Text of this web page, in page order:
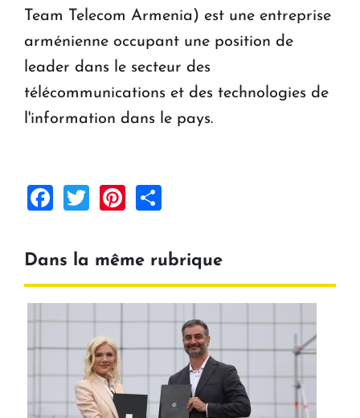
Team Telecom Armenia) est une entreprise
arménienne occupant une position de
leader dans le secteur des
télécommunications et des technologies de
l'information dans le pays.
Facebook
TwitterPinterest
Dans la même rubrique